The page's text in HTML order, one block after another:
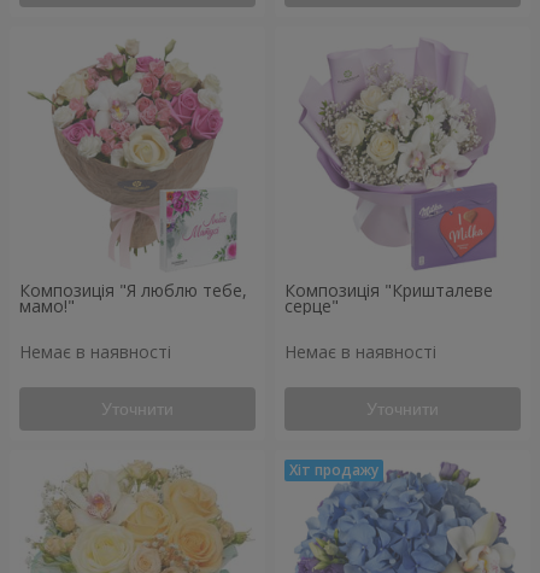
Композиція "Я люблю тебе,
мамо!"
Немає в наявності
Уточнити
Композиція "Кришталеве
серце"
Немає в наявності
Уточнити